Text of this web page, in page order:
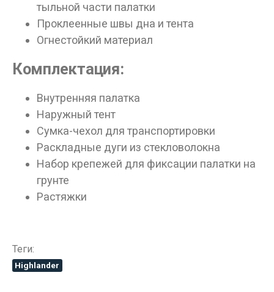
тыльной части палатки
Проклеенные швы дна и тента
Огнестойкий материал
Комплектация:
Внутренняя палатка
Наружный тент
Сумка-чехол для транспортировки
Раскладные дуги из стекловолокна
Набор крепежей для фиксации палатки на
грунте
Растяжки
Теги:
Highlander